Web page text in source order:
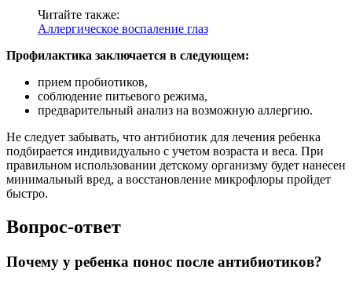
Читайте также:
Аллергическое воспаление глаз
Профилактика заключается в следующем:
прием пробиотиков,
соблюдение питьевого режима,
предварительный анализ на возможную аллергию.
Не следует забывать, что антибиотик для лечения ребенка
подбирается индивидуально с учетом возраста и веса. При
правильном использовании детскому организму будет нанесен
минимальный вред, а восстановление микрофлоры пройдет
быстро.
Вопрос-ответ
Почему у ребенка понос после антибиотиков?